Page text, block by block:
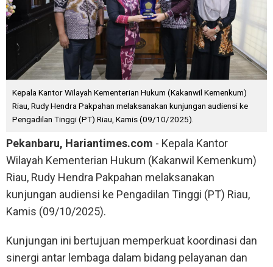
Kepala Kantor Wilayah Kementerian Hukum (Kakanwil Kemenkum)
Riau, Rudy Hendra Pakpahan melaksanakan kunjungan audiensi ke
Pengadilan Tinggi (PT) Riau, Kamis (09/10/2025).
Pekanbaru, Hariantimes.com - Kepala Kantor
Wilayah Kementerian Hukum (Kakanwil Kemenkum)
Riau, Rudy Hendra Pakpahan melaksanakan
kunjungan audiensi ke Pengadilan Tinggi (PT) Riau,
Kamis (09/10/2025).
Kunjungan ini bertujuan memperkuat koordinasi dan
sinergi antar lembaga dalam bidang pelayanan dan